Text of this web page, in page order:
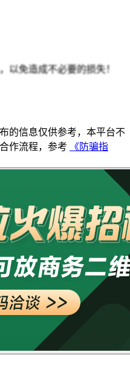
以免造成不必要的损失！
的信息仅供参考，本平台不
作流程，参考
《防骗指